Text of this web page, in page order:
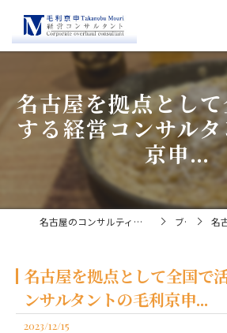
名古屋を拠点とし
する経営コンサル
京申...
名古屋のコンサルティングなら経営コンサルタント毛利京申 ブログ 名古屋
名古屋を拠点として全国で
ンサルタントの毛利京申...
2023/12/15